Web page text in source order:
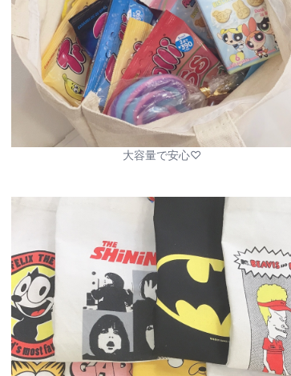
大容量で安心♡